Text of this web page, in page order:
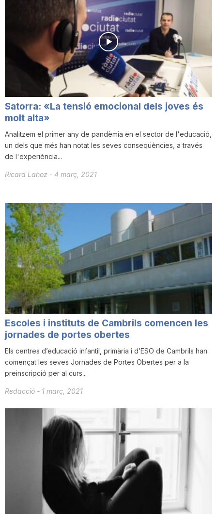
Satorra: «La tensió emocional dels joves és
molt alta»
Analitzem el primer any de pandèmia en el sector de l'educació,
un dels que més han notat les seves conseqüències, a través
de l'experiència...
Ricard Lahoz - 4 març, 2021
Escoles i instituts de Cambrils comencen les
jornades de portes obertes
Els centres d’educació infantil, primària i d’ESO de Cambrils han
començat les seves Jornades de Portes Obertes per a la
preinscripció per al curs...
Redacció - 1 març, 2021